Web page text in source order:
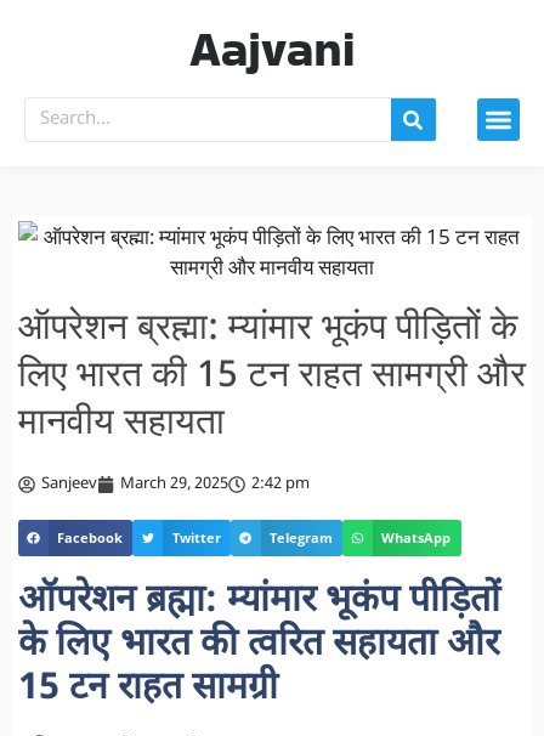
Aajvani
ऑपरेशन ब्रह्मा: म्यांमार भूकंप पीड़ितों के
लिए भारत की 15 टन राहत सामग्री और
मानवीय सहायता
Sanjeev March 29, 2025 2:42 pm
Facebook Twitter Telegram WhatsApp
ऑपरेशन ब्रह्मा: म्यांमार भूकंप पीड़ितों
के लिए भारत की त्वरित सहायता और
15 टन राहत सामग्री